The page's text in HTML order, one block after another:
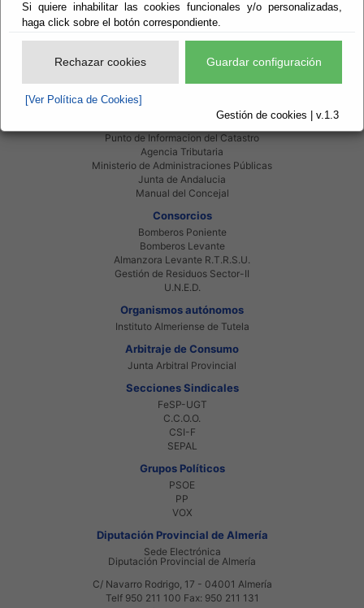
Si quiere inhabilitar las cookies funcionales y/o personalizadas,
haga click sobre el botón correspondiente.
Rechazar cookies Guardar configuración
[Ver Política de Cookies]
Gestión de cookies | v.1.3
Red Provincial
Intranet Provincial
Intranet Adheridos
Intranet Beneficiarios
Red Provincial
Enlaces de interés
Punto de Informacion del Catastro
Agencia Tributaria
Ministerio de Administraciones Públicas
Junta de Andalucia
Manual del Concejal
Consorcios
Bomberos Poniente
Bomberos Levante
Almanzora Levante R.T.R.S.U.
Gestión de Residuos Sector-II
U.N.E.D.
Organismos autónomos
Instituto Almeriense de Tutela
Arbitraje de Consumo
Junta Arbitral Provincial
Secciones Sindicales
FeSP-UGT
C.C.O.O.
CSI-F
SEPAL
Grupos Políticos
PSOE
PP
VOX
Diputación Provincial de Almería
Sede Electrónica
Diputación Provincial de Almería
C/ Navarro Rodrigo, 17 - 04001 Almería
Telf 950 211 100 Fax: 950 211 131